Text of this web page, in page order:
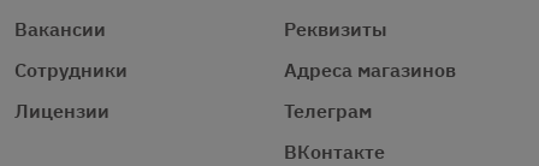
Вакансии
Сотрудники
Лицензии
Реквизиты
Адреса магазинов
Телеграм
ВКонтакте